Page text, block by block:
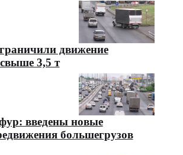
движение
3,5 т
введены новые
большегрузов